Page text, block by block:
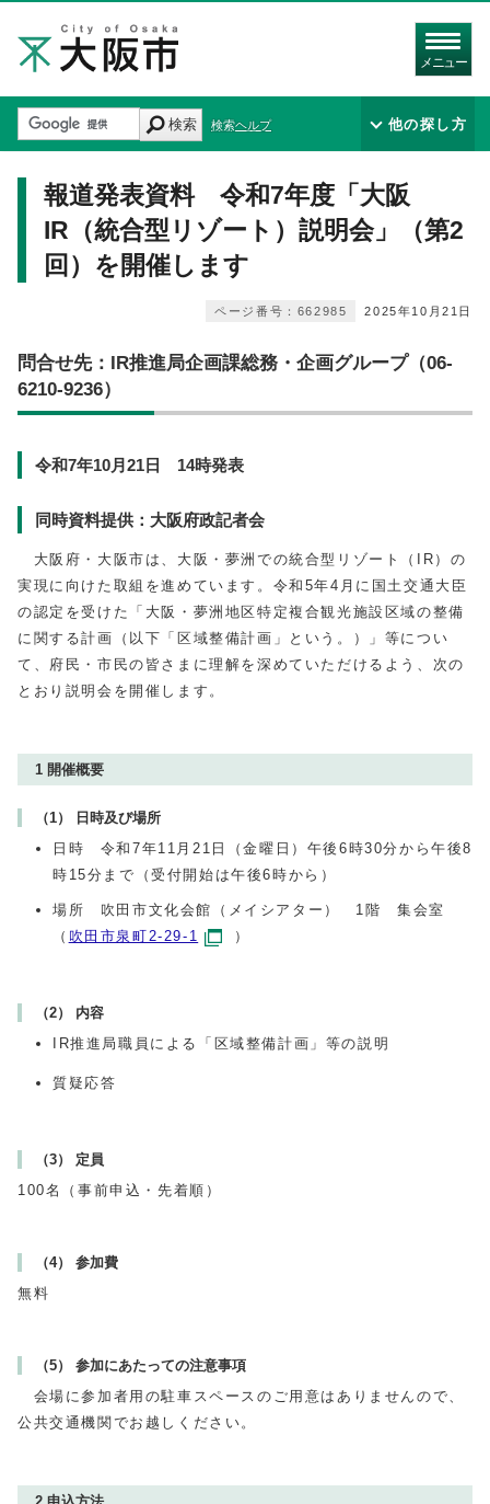
メニュー
検索 検索ヘルプ 他の探し方
報道発表資料 令和7年度「大阪
IR（統合型リゾート）説明会」（第2
回）を開催します
2025年10月21日
ページ番号：662985
問合せ先：IR推進局企画課総務・企画グループ（06-
6210-9236）
令和7年10月21日 14時発表
同時資料提供：大阪府政記者会
大阪府・大阪市は、大阪・夢洲での統合型リゾート（IR）の
実現に向けた取組を進めています。令和5年4月に国土交通大臣
の認定を受けた「大阪・夢洲地区特定複合観光施設区域の整備
に関する計画（以下「区域整備計画」という。）」等につい
て、府民・市民の皆さまに理解を深めていただけるよう、次の
とおり説明会を開催します。
1 開催概要
（1） 日時及び場所
日時 令和7年11月21日（金曜日）午後6時30分から午後8
時15分まで（受付開始は午後6時から）
場所 吹田市文化会館（メイシアター） 1階 集会室
（ 吹田市泉町2-29-1 ）
（2） 内容
IR推進局職員による「区域整備計画」等の説明
質疑応答
（3） 定員
100名（事前申込・先着順）
（4） 参加費
無料
（5） 参加にあたっての注意事項
会場に参加者用の駐車スペースのご用意はありませんので、
公共交通機関でお越しください。